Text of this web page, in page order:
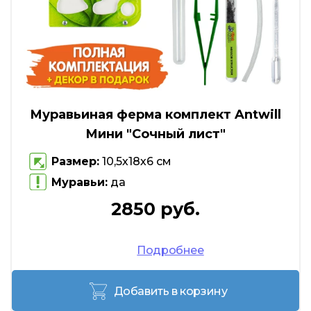
Муравьиная ферма комплект Antwill
Мини "Сочный лист"
Размер: 10,5х18х6 см
Муравьи: да
2850 руб.
Подробнее
Добавить в корзину